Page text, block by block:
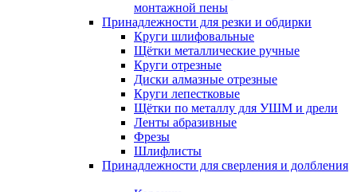
монтажной пены
Принадлежности для резки и обдирки
Круги шлифовальные
Щётки металлические ручные
Круги отрезные
Диски алмазные отрезные
Круги лепестковые
Щётки по металлу для УШМ и дрели
Ленты абразивные
Фрезы
Шлифлисты
Принадлежности для сверления и долбления